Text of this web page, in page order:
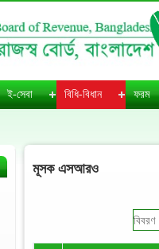
ই-সেবা বিধি-বিধান ফরম
মূসক এসআরও